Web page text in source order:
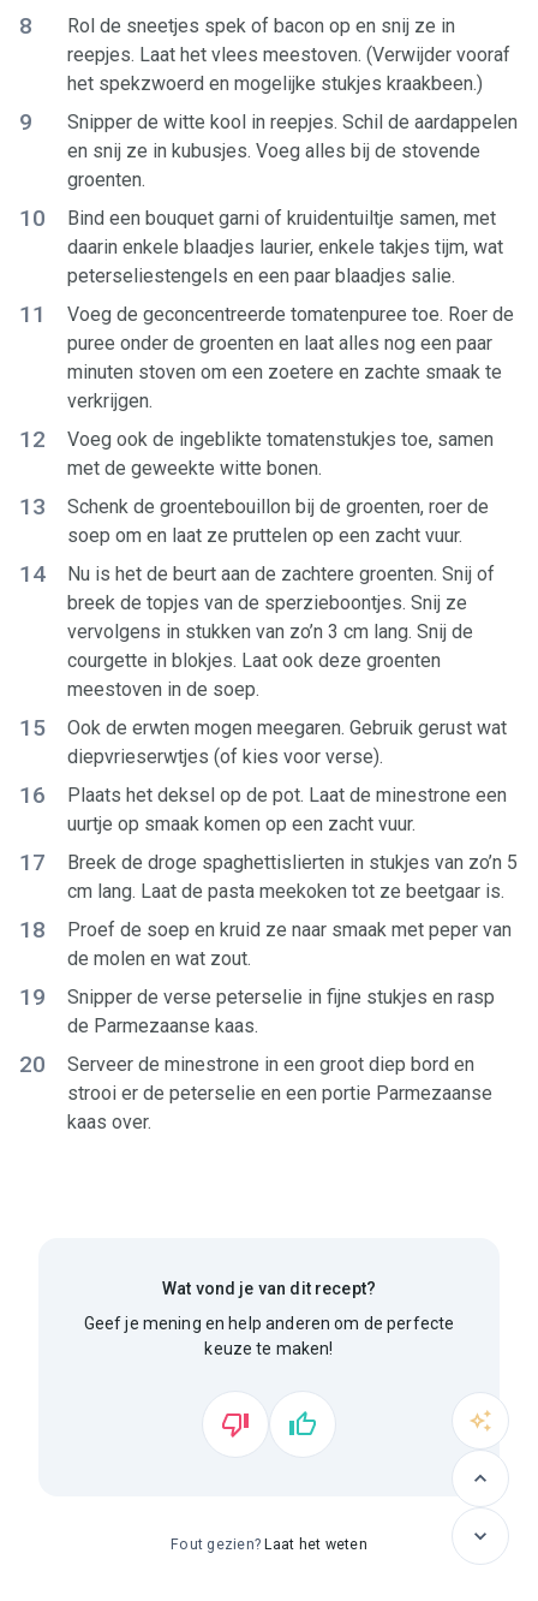
8
Rol de sneetjes spek of bacon op en snij ze in
reepjes. Laat het vlees meestoven. (Verwijder vooraf
het spekzwoerd en mogelijke stukjes kraakbeen.)
9
Snipper de witte kool in reepjes. Schil de aardappelen
en snij ze in kubusjes. Voeg alles bij de stovende
groenten.
10
Bind een bouquet garni of kruidentuiltje samen, met
daarin enkele blaadjes laurier, enkele takjes tijm, wat
peterseliestengels en een paar blaadjes salie.
11
Voeg de geconcentreerde tomatenpuree toe. Roer de
puree onder de groenten en laat alles nog een paar
minuten stoven om een zoetere en zachte smaak te
verkrijgen.
12
Voeg ook de ingeblikte tomatenstukjes toe, samen
met de geweekte witte bonen.
13
Schenk de groentebouillon bij de groenten, roer de
soep om en laat ze pruttelen op een zacht vuur.
14
Nu is het de beurt aan de zachtere groenten. Snij of
breek de topjes van de sperzieboontjes. Snij ze
vervolgens in stukken van zo’n 3 cm lang. Snij de
courgette in blokjes. Laat ook deze groenten
meestoven in de soep.
15
Ook de erwten mogen meegaren. Gebruik gerust wat
diepvrieserwtjes (of kies voor verse).
16
Plaats het deksel op de pot. Laat de minestrone een
uurtje op smaak komen op een zacht vuur.
17
Breek de droge spaghettislierten in stukjes van zo’n 5
cm lang. Laat de pasta meekoken tot ze beetgaar is.
18
Proef de soep en kruid ze naar smaak met peper van
de molen en wat zout.
19
Snipper de verse peterselie in fijne stukjes en rasp
de Parmezaanse kaas.
20
Serveer de minestrone in een groot diep bord en
strooi er de peterselie en een portie Parmezaanse
kaas over.
Wat vond je van dit recept?
Geef je mening en help anderen om de perfecte
keuze te maken!
Fout gezien? Laat het weten